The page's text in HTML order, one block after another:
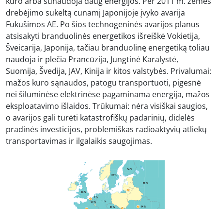
drebėjimo sukeltą cunamį Japonijoje įvyko avarija
Fukušimos AE. Po šios technogeninės avarijos planus
atsisakyti branduolinės energetikos išreiškė Vokietija,
Šveicarija, Japonija, tačiau branduolinę energetiką toliau
naudoja ir plečia Prancūzija, Jungtinė Karalystė,
Suomija, Švedija, JAV, Kinija ir kitos valstybės. Privalumai:
mažos kuro sąnaudos, patogu transportuoti, pigesnė
nei šiluminėse elektrinėse pagaminama energija, mažos
eksploatavimo išlaidos. Trūkumai: nėra visiškai saugios,
o avarijos gali turėti katastrofiškų padarinių, didelės
pradinės investicijos, problemiškas radioaktyvių atliekų
transportavimas ir ilgalaikis saugojimas.